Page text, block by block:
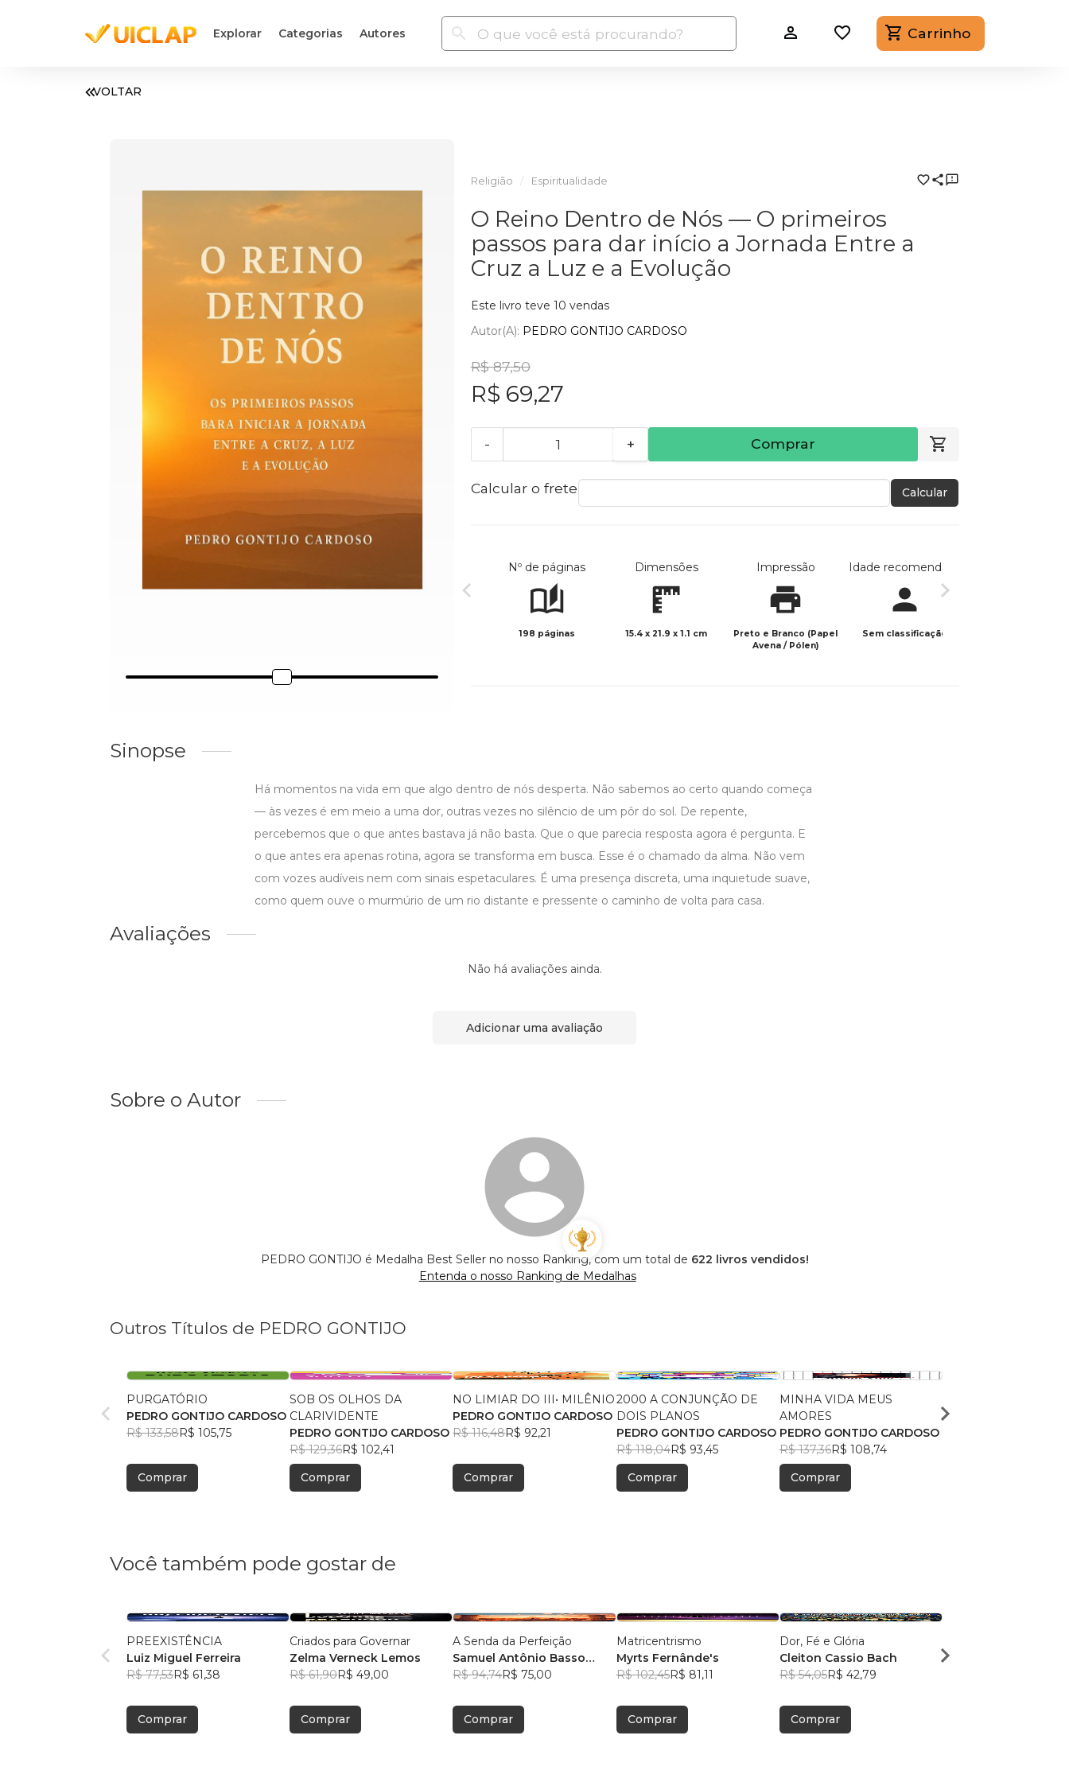
Explorar Categorias Autores Carrinho
VOLTAR
Religião Espiritualidade
O Reino Dentro de Nós — O primeiros
passos para dar início a Jornada Entre a
Cruz a Luz e a Evolução
Este livro teve 10 vendas
Autor(a): PEDRO GONTIJO CARDOSO
R$ 87,50
R$ 69,27
- + Comprar
Calcular o frete Calcular
Nº de páginas
198 páginas
Dimensões
15.4 x 21.9 x 1.1 cm
Impressão
Preto e Branco (Papel
Avena / Pólen)
Idade recomendada
Sem classificação
Sinopse
Há momentos na vida em que algo dentro de nós desperta. Não sabemos ao certo quando começa
— às vezes é em meio a uma dor, outras vezes no silêncio de um pôr do sol. De repente,
percebemos que o que antes bastava já não basta. Que o que parecia resposta agora é pergunta. E
o que antes era apenas rotina, agora se transforma em busca. Esse é o chamado da alma. Não vem
com vozes audíveis nem com sinais espetaculares. É uma presença discreta, uma inquietude suave,
como quem ouve o murmúrio de um rio distante e pressente o caminho de volta para casa.
Avaliações
Não há avaliações ainda.
Adicionar uma avaliação
Sobre o Autor
PEDRO GONTIJO é Medalha Best Seller no nosso Ranking, com um total de 622 livros vendidos!
Entenda o nosso Ranking de Medalhas
Outros Títulos de PEDRO GONTIJO
PURGATÓRIO
PEDRO GONTIJO CARDOSO
R$ 133,58R$ 105,75
Comprar
SOB OS OLHOS DA
CLARIVIDENTE
PEDRO GONTIJO CARDOSO
R$ 129,36R$ 102,41
Comprar
NO LIMIAR DO III• MILÊNIO
PEDRO GONTIJO CARDOSO
R$ 116,48R$ 92,21
Comprar
2000 A CONJUNÇÃO DE
DOIS PLANOS
PEDRO GONTIJO CARDOSO
R$ 118,04R$ 93,45
Comprar
MINHA VIDA MEUS
AMORES
PEDRO GONTIJO CARDOSO
R$ 137,36R$ 108,74
Comprar
Mario Sassi
Você também pode gostar de
PREEXISTÊNCIA
Luiz Miguel Ferreira
R$ 77,53R$ 61,38
Comprar
Criados para Governar
Zelma Verneck Lemos
R$ 61,90R$ 49,00
Comprar
A Senda da Perfeição
Samuel Antônio Basso
Chiesa
R$ 94,74R$ 75,00
Comprar
Matricentrismo
Myrts Fernânde's
R$ 102,45R$ 81,11
Comprar
Dor, Fé e Glória
Cleiton Cassio Bach
R$ 54,05R$ 42,79
Comprar
Simone Lacerda